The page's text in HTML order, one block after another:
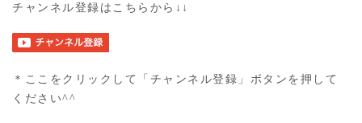
チャンネル登録はこちらから↓↓
＊ここをクリックして「チャンネル登録」ボタンを押して
ください^^